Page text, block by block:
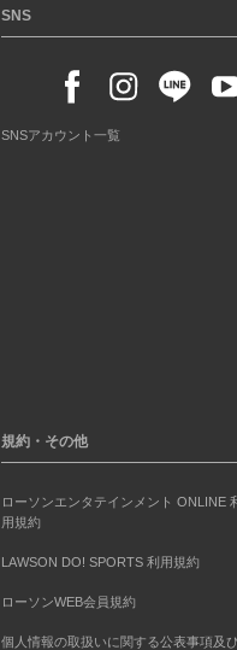
SNS
SNSアカウント一覧
規約・その他
ローソンエンタテインメント ONLINE
用規約
LAWSON DO! SPORTS 利用規約
ローソンWEB会員規約
個人情報の取扱いに関する公表事項及